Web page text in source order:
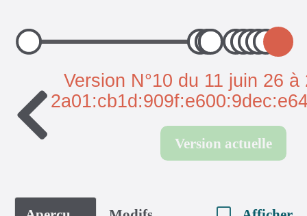
Version N°10 du 11 juin 26 à
Version actuelle